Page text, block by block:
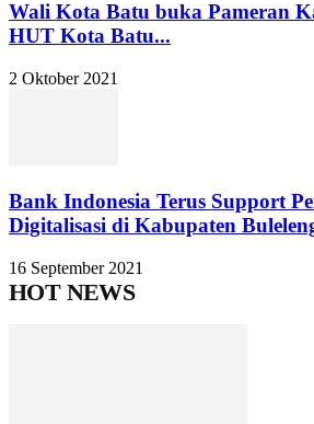
Wali Kota Batu buka Pameran
HUT Kota Batu...
2 Oktober 2021
Bank Indonesia Terus Support
Digitalisasi di Kabupaten
16 September 2021
HOT NEWS